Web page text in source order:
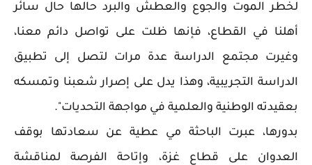
لخطر الموت والجوع والعطش والبرد حالها حال سائر
أهلنا في القطاع، فإنها ظلت على تواصل دائم معنا،
وغيرت مجتمع الدراسة عدة مرات لتصل إلى تطبيق
الدراسة التجريبية، وهذا يدل على إصرار شعبنا وتمسكه
بعقيدته الوطنية والعلمية في مواجهة التحديات".
بدورها، عبرت الباحثة مي عطية عن سعادتها بوقف
العدوان على قطاع غزة، وإتاحة الفرصة لمناقشة